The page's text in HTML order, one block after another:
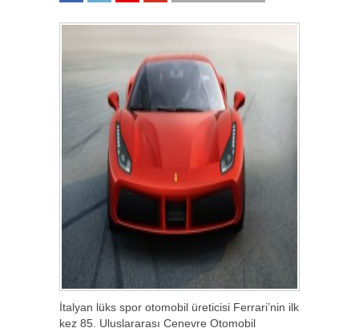
İtalyan lüks spor otomobil üreticisi Ferrari’nin ilk
kez 85. Uluslararası Cenevre Otomobil